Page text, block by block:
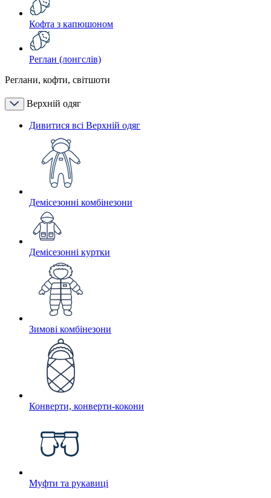
Кофта з капюшоном
Реглан (лонгслів)
Реглани, кофти, світшоти
Верхній одяг
Дивитися всі Верхній одяг
Демісезонні комбінезони
Демісезонні куртки
Зимові комбінезони
Конверти, конверти-кокони
Муфти та рукавиці